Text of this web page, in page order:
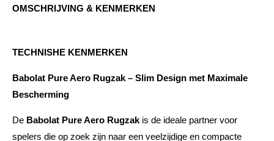
OMSCHRIJVING & KENMERKEN
TECHNISHE KENMERKEN
Babolat Pure Aero Rugzak – Slim Design met Maximale
Bescherming
De Babolat Pure Aero Rugzak is de ideale partner voor
spelers die op zoek zijn naar een veelzijdige en compacte